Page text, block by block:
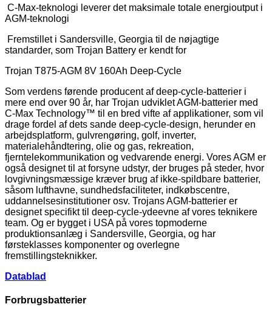
C-Max-teknologi leverer det maksimale totale energioutput i
AGM-teknologi
Fremstillet i Sandersville, Georgia til de nøjagtige
standarder, som Trojan Battery er kendt for
Trojan T875-AGM 8V 160Ah Deep-Cycle
Som verdens førende producent af deep-cycle-batterier i
mere end over 90 år, har Trojan udviklet AGM-batterier med
C-Max Technology™ til en bred vifte af applikationer, som vil
drage fordel af dets sande deep-cycle-design, herunder en
arbejdsplatform, gulvrengøring, golf, inverter,
materialehåndtering, olie og gas, rekreation,
fjerntelekommunikation og vedvarende energi. Vores AGM er
også designet til at forsyne udstyr, der bruges på steder, hvor
lovgivningsmæssige kræver brug af ikke-spildbare batterier,
såsom lufthavne, sundhedsfaciliteter, indkøbscentre,
uddannelsesinstitutioner osv. Trojans AGM-batterier er
designet specifikt til deep-cycle-ydeevne af vores teknikere
team. Og er bygget i USA på vores topmoderne
produktionsanlæg i Sandersville, Georgia, og har
førsteklasses komponenter og overlegne
fremstillingsteknikker.
Datablad
Forbrugsbatterier